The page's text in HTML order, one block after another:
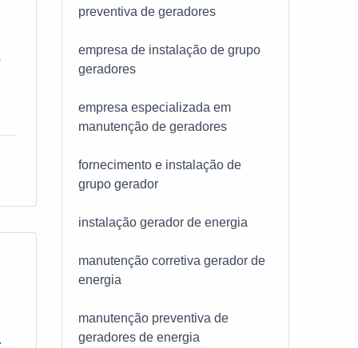
preventiva de geradores
empresa de instalação de grupo
geradores
empresa especializada em
manutenção de geradores
fornecimento e instalação de
grupo gerador
instalação gerador de energia
manutenção corretiva gerador de
energia
manutenção preventiva de
geradores de energia